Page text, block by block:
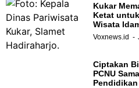
Kukar
Ketat
Wisata
Voxnews.id
Ciptakan
PCNU
Pendidikan